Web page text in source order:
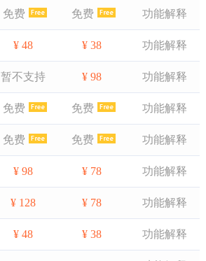
免费 免费 功能解释
¥ 48 ¥ 38 功能解释
暂不支持 ¥ 98 功能解释
免费 免费 功能解释
免费 免费 功能解释
¥ 98 ¥ 78 功能解释
¥ 128 ¥ 78 功能解释
¥ 48 ¥ 38 功能解释